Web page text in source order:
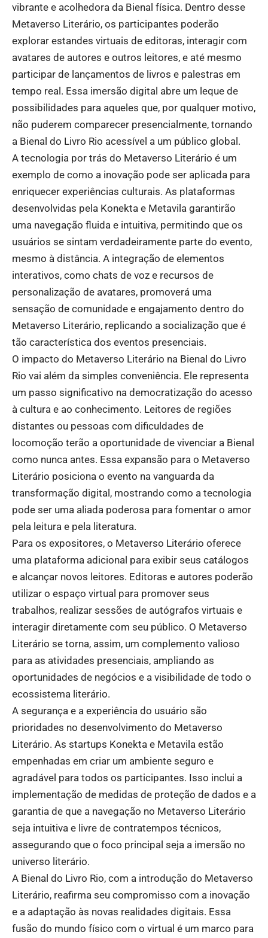
vibrante e acolhedora da Bienal física. Dentro desse
Metaverso Literário, os participantes poderão
explorar estandes virtuais de editoras, interagir com
avatares de autores e outros leitores, e até mesmo
participar de lançamentos de livros e palestras em
tempo real. Essa imersão digital abre um leque de
possibilidades para aqueles que, por qualquer motivo,
não puderem comparecer presencialmente, tornando
a Bienal do Livro Rio acessível a um público global.
A tecnologia por trás do Metaverso Literário é um
exemplo de como a inovação pode ser aplicada para
enriquecer experiências culturais. As plataformas
desenvolvidas pela Konekta e Metavila garantirão
uma navegação fluida e intuitiva, permitindo que os
usuários se sintam verdadeiramente parte do evento,
mesmo à distância. A integração de elementos
interativos, como chats de voz e recursos de
personalização de avatares, promoverá uma
sensação de comunidade e engajamento dentro do
Metaverso Literário, replicando a socialização que é
tão característica dos eventos presenciais.
O impacto do Metaverso Literário na Bienal do Livro
Rio vai além da simples conveniência. Ele representa
um passo significativo na democratização do acesso
à cultura e ao conhecimento. Leitores de regiões
distantes ou pessoas com dificuldades de
locomoção terão a oportunidade de vivenciar a Bienal
como nunca antes. Essa expansão para o Metaverso
Literário posiciona o evento na vanguarda da
transformação digital, mostrando como a tecnologia
pode ser uma aliada poderosa para fomentar o amor
pela leitura e pela literatura.
Para os expositores, o Metaverso Literário oferece
uma plataforma adicional para exibir seus catálogos
e alcançar novos leitores. Editoras e autores poderão
utilizar o espaço virtual para promover seus
trabalhos, realizar sessões de autógrafos virtuais e
interagir diretamente com seu público. O Metaverso
Literário se torna, assim, um complemento valioso
para as atividades presenciais, ampliando as
oportunidades de negócios e a visibilidade de todo o
ecossistema literário.
A segurança e a experiência do usuário são
prioridades no desenvolvimento do Metaverso
Literário. As startups Konekta e Metavila estão
empenhadas em criar um ambiente seguro e
agradável para todos os participantes. Isso inclui a
implementação de medidas de proteção de dados e a
garantia de que a navegação no Metaverso Literário
seja intuitiva e livre de contratempos técnicos,
assegurando que o foco principal seja a imersão no
universo literário.
A Bienal do Livro Rio, com a introdução do Metaverso
Literário, reafirma seu compromisso com a inovação
e a adaptação às novas realidades digitais. Essa
fusão do mundo físico com o virtual é um marco para